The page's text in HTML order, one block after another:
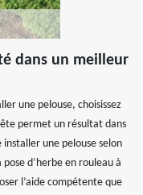
dans un meilleur
une pelouse, choisissez
permet un résultat dans
installer une pelouse selon
d’herbe en rouleau à
l’aide compétente que